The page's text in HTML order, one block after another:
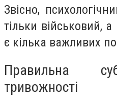
Звісно,
тільки військовий,
є кілька важливих
Правильна
тривожності